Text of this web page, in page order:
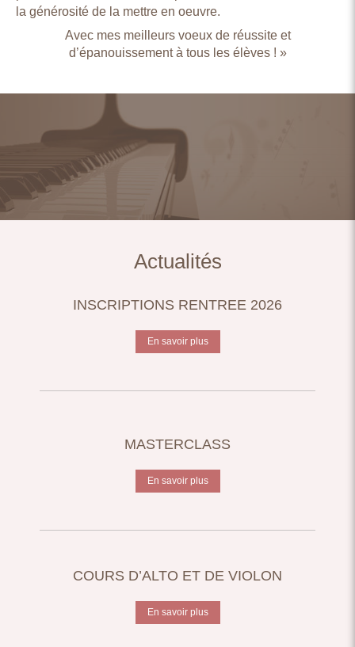
la générosité de la mettre en oeuvre.
Avec mes meilleurs voeux de réussite et
d’épanouissement à tous les élèves ! »
Actualités
INSCRIPTIONS RENTREE 2026
En savoir plus
MASTERCLASS
En savoir plus
COURS D’ALTO ET DE VIOLON
En savoir plus